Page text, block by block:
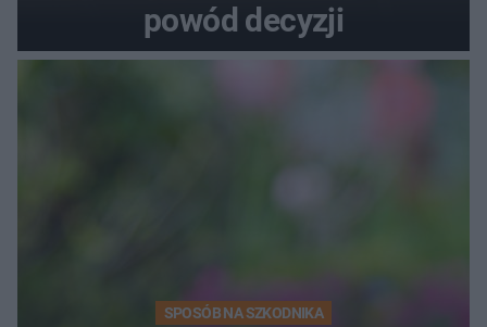
powód decyzji
SPOSÓB NA SZKODNIKA